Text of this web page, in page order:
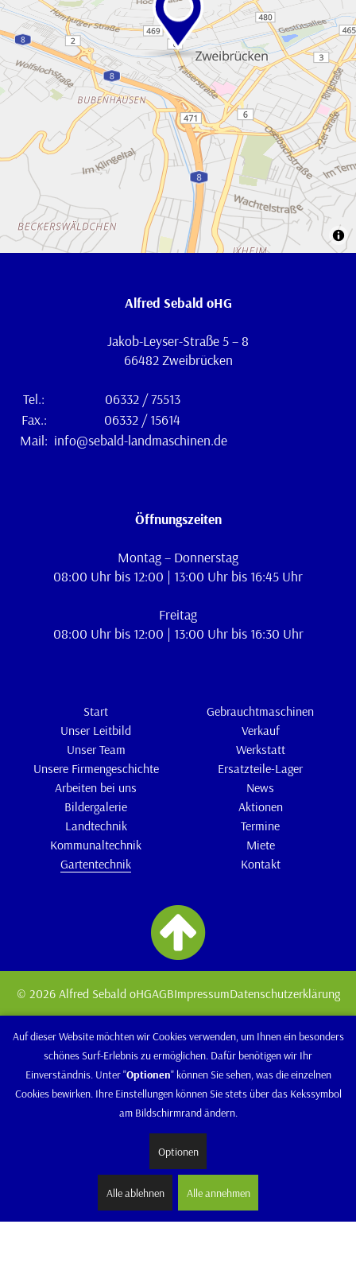
Alfred Sebald oHG
Jakob-Leyser-Straße 5 – 8
66482 Zweibrücken
Tel.:
06332 / 75513
Fax.:
06332 / 15614
Mail: info@sebald-landmaschinen.de
Öffnungszeiten
Montag – Donnerstag
08:00 Uhr bis 12:00 | 13:00 Uhr bis 16:45 Uhr
Freitag
08:00 Uhr bis 12:00 | 13:00 Uhr bis 16:30 Uhr
Start
Unser Leitbild
Unser Team
Unsere Firmengeschichte
Arbeiten bei uns
Bildergalerie
Landtechnik
Kommunaltechnik
Gartentechnik
Gebrauchtmaschinen
Verkauf
Werkstatt
Ersatzteile-Lager
News
Aktionen
Termine
Miete
Kontakt
© 2026 Alfred Sebald oHGAGBImpressumDatenschutzerklärung
Auf dieser Website möchten wir Cookies verwenden, um Ihnen ein besonders
schönes Surf-Erlebnis zu ermöglichen. Dafür benötigen wir Ihr
Einverständnis. Unter "Optionen" können Sie sehen, was die einzelnen
Cookies bewirken. Ihre Einstellungen können Sie stets über das Kekssymbol
am Bildschirmrand ändern.
Optionen
Alle ablehnen Alle annehmen